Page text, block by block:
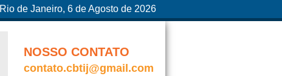
Rio de Janeiro, 6 de Agosto de 2026
NOSSO CONTATO
contato.cbtij@gmail.com